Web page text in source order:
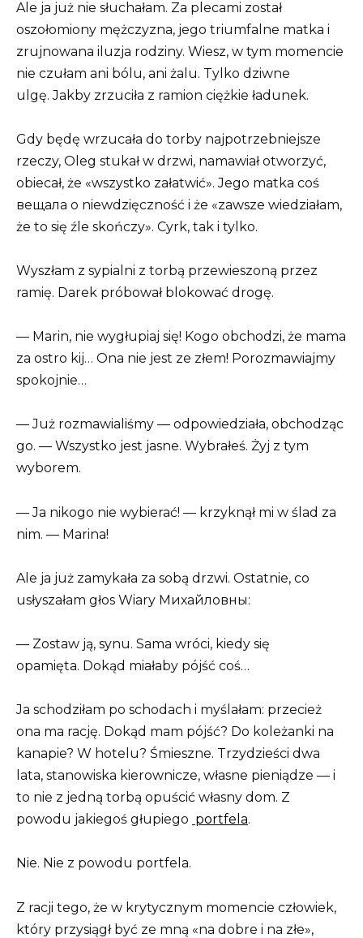
Ale ja już nie słuchałam. Za plecami został
oszołomiony mężczyzna, jego triumfalne matka i
zrujnowana iluzja rodziny. Wiesz, w tym momencie
nie czułam ani bólu, ani żalu. Tylko dziwne
ulgę. Jakby zrzuciła z ramion ciężkie ładunek.
Gdy będę wrzucała do torby najpotrzebniejsze
rzeczy, Oleg stukał w drzwi, namawiał otworzyć,
obiecał, że «wszystko załatwić». Jego matka coś
вещала o niewdzięczność i że «zawsze wiedziałam,
że to się źle skończy». Cyrk, tak i tylko.
Wyszłam z sypialni z torbą przewieszoną przez
ramię. Darek próbował blokować drogę.
— Marin, nie wygłupiaj się! Kogo obchodzi, że mama
za ostro kij… Ona nie jest ze złem! Porozmawiajmy
spokojnie…
— Już rozmawialiśmy — odpowiedziała, obchodząc
go. — Wszystko jest jasne. Wybrałeś. Żyj z tym
wyborem.
— Ja nikogo nie wybierać! — krzyknął mi w ślad za
nim. — Marina!
Ale ja już zamykała za sobą drzwi. Ostatnie, co
usłyszałam głos Wiary Михайловны:
— Zostaw ją, synu. Sama wróci, kiedy się
opamięta. Dokąd miałaby pójść coś…
Ja schodziłam po schodach i myślałam: przecież
ona ma rację. Dokąd mam pójść? Do koleżanki na
kanapie? W hotelu? Śmieszne. Trzydzieści dwa
lata, stanowiska kierownicze, własne pieniądze — i
to nie z jedną torbą opuścić własny dom. Z
powodu jakiegoś głupiego portfela.
Nie. Nie z powodu portfela.
Z racji tego, że w krytycznym momencie człowiek,
który przysiągł być ze mną «na dobre i na złe»,